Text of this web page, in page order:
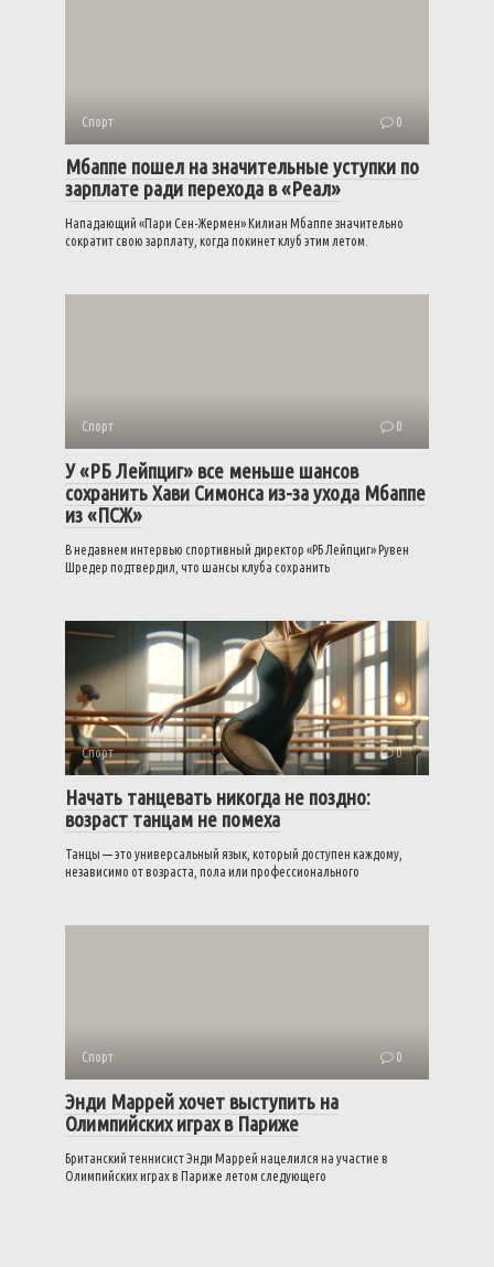
Спорт 0
Мбаппе пошел на значительные уступки по
зарплате ради перехода в «Реал»
Нападающий «Пари Сен-Жермен» Килиан Мбаппе значительно
сократит свою зарплату, когда покинет клуб этим летом.
Спорт 0
У «РБ Лейпциг» все меньше шансов
сохранить Хави Симонса из-за ухода Мбаппе
из «ПСЖ»
В недавнем интервью спортивный директор «РБ Лейпциг» Рувен
Шредер подтвердил, что шансы клуба сохранить
Спорт 0
Начать танцевать никогда не поздно:
возраст танцам не помеха
Танцы — это универсальный язык, который доступен каждому,
независимо от возраста, пола или профессионального
Спорт 0
Энди Маррей хочет выступить на
Олимпийских играх в Париже
Британский теннисист Энди Маррей нацелился на участие в
Олимпийских играх в Париже летом следующего